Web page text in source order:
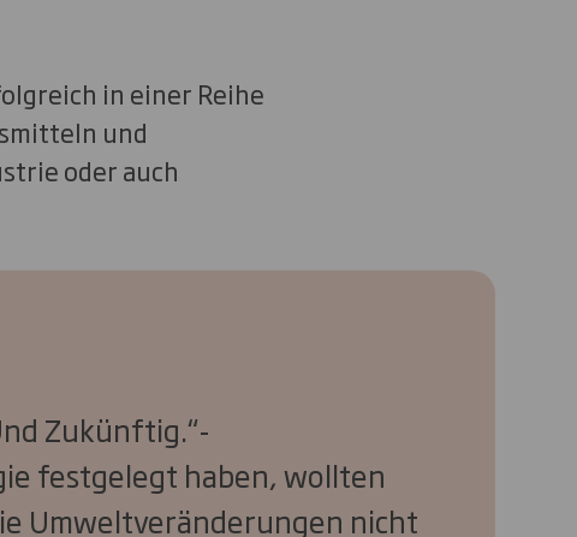
in einer Reihe
und
oder auch
Zukünftig.“-
festgelegt haben, wollten
Umweltveränderungen nicht